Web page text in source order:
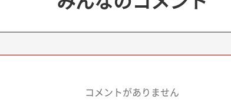
コメントがありません